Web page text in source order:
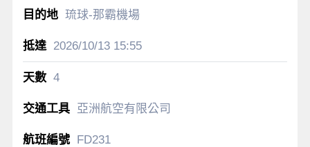
琉球-那霸機場
2026/10/1315:55
4
亞洲航空有限公司
FD231